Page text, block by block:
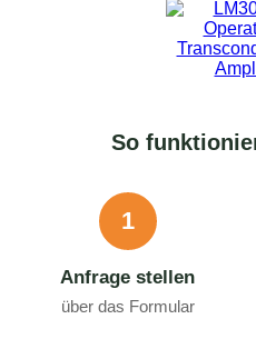
So
1
Anfrage stellen
über das Formular